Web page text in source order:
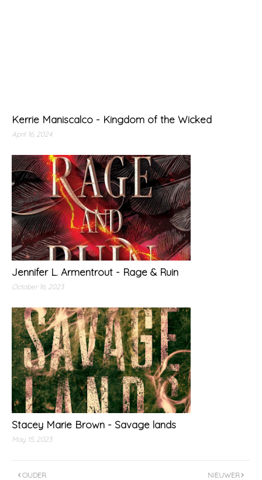
Kerrie Maniscalco - Kingdom of the Wicked
April 16, 2024
Jennifer L. Armentrout - Rage & Ruin
October 16, 2023
Stacey Marie Brown - Savage lands
May 15, 2023
NIEUWER
OUDER